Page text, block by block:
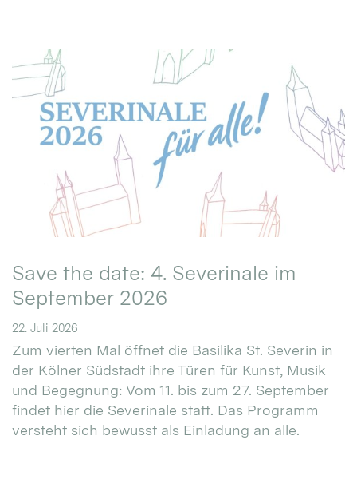
Save the date: 4. Severinale im
September 2026
22. Juli 2026
Zum vierten Mal öffnet die Basilika St. Severin in
der Kölner Südstadt ihre Türen für Kunst, Musik
und Begegnung: Vom 11. bis zum 27. September
findet hier die Severinale statt. Das Programm
versteht sich bewusst als Einladung an alle.